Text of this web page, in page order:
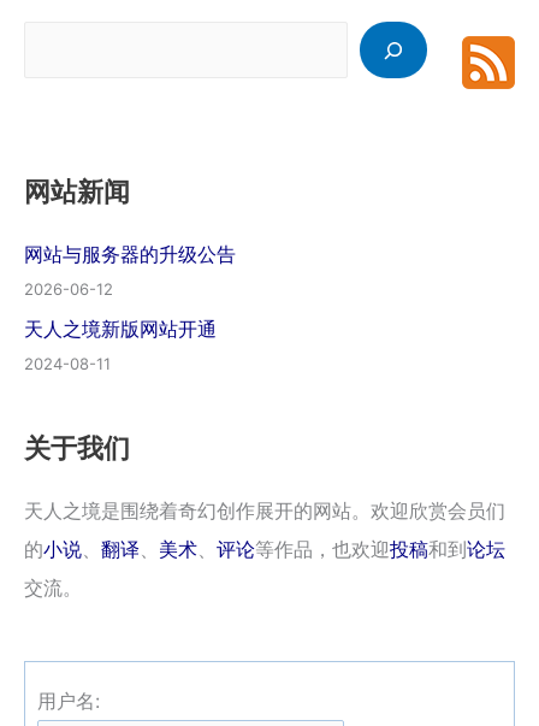
网站新闻
网站与服务器的升级公告
2026-06-12
天人之境新版网站开通
2024-08-11
关于我们
天人之境是围绕着奇幻创作展开的网站。欢迎欣赏会员们
的小说、 翻译、 美术、 评论等作品，也欢迎投稿和到论坛
交流。
用户名: